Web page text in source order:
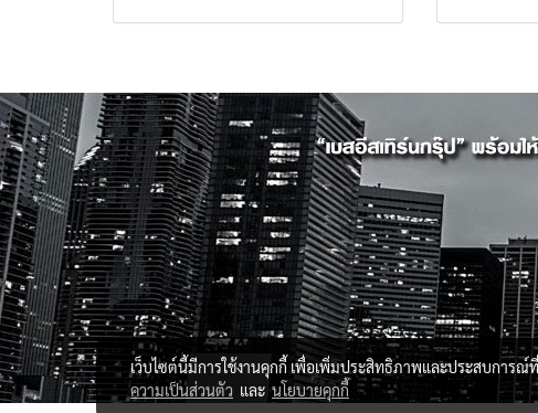
เว็บไซต์นี้มีการใช้งานคุกกี้ เพื่อเพิ่มประสิทธิภาพและประสบการณ์
ความเป็นส่วนตัว และนโยบายคุกกี้